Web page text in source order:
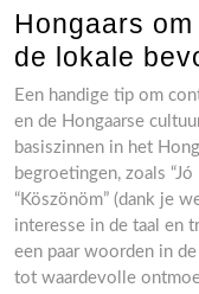
Hongaars
de lokale
Een handige tip om
en de Hongaarse
basiszinnen in het
begroetingen, zoals
“Köszönöm” (dank je
interesse in de taal en
een paar woorden in
tot waardevolle